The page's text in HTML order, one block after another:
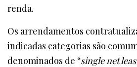
renda.
Os arrendamentos
indicadas categorias são
denominados de “single net